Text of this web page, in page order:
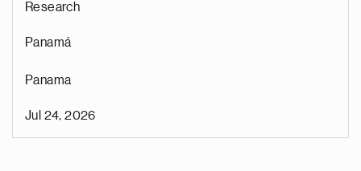
Research
Panamá
Panama
Jul 24, 2026